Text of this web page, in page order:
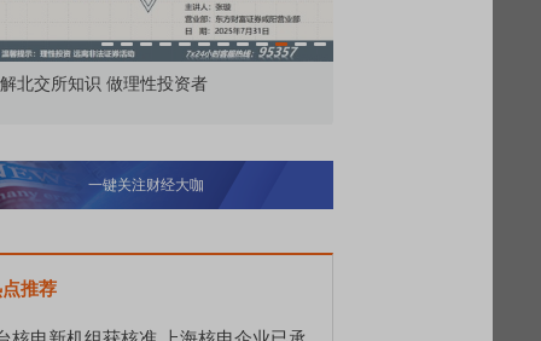
北交所知识 做理性投资者
一键关注财经大咖
推荐